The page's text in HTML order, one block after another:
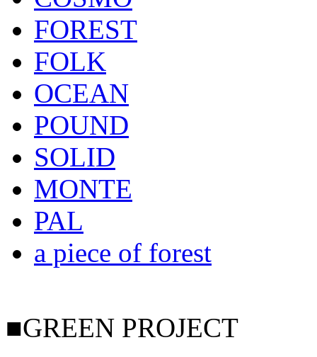
FOREST
FOLK
OCEAN
POUND
SOLID
MONTE
PAL
a piece of forest
■GREEN PROJECT